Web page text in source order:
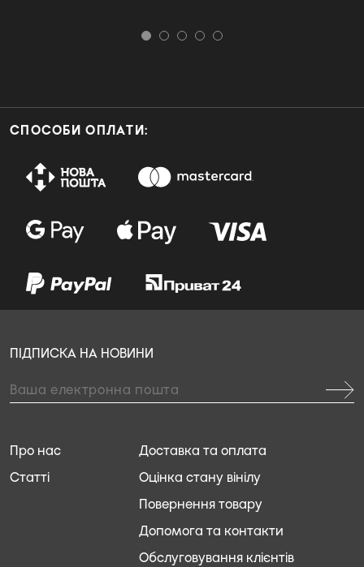
СПОСОБИ ОПЛАТИ:
Доставка та оплата
Оцінка стану вінілу
Повернення товару
Допомога та контакти
Обслуговування клієнтів
Про нас
Статті
ПІДПИСКА НА НОВИНИ